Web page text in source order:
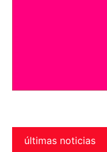
últimas noticias